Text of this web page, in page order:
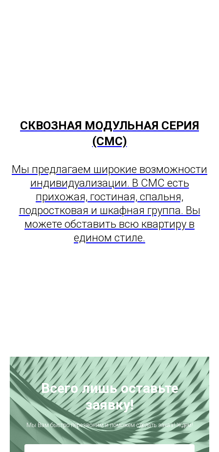
СКВОЗНАЯ МОДУЛЬНАЯ СЕРИЯ
(СМС)
Мы предлагаем широкие возможности
индивидуализации. В СМС есть
прихожая, гостиная, спальня,
подростковая и шкафная группа. Вы
можете обставить всю квартиру в
едином стиле.
Всего лишь оставьте
заявку!
Мы Вам быстро перезвоним и поможем сделать заказ! Ждем!